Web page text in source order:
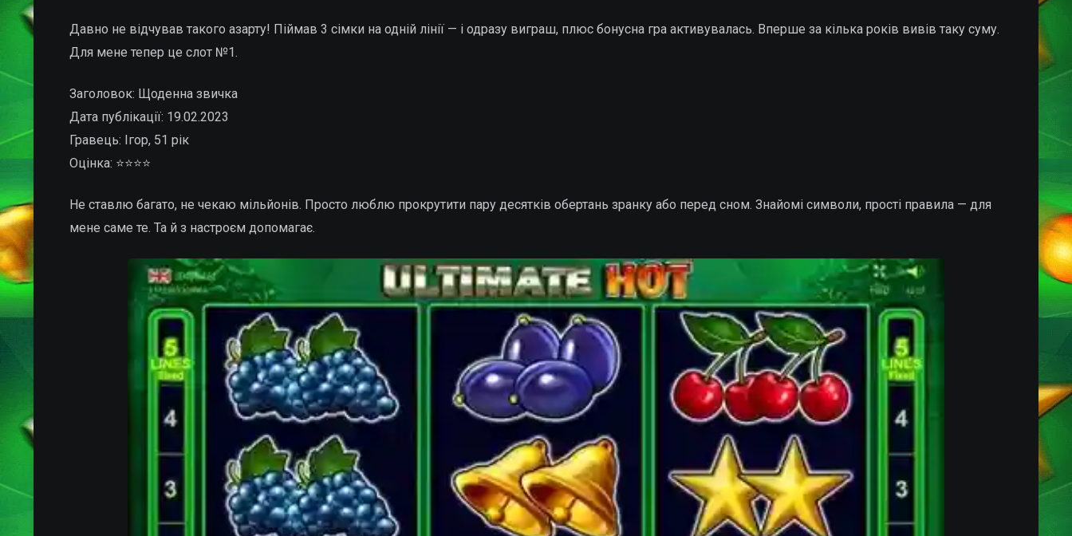
Давно не відчував такого азарту! Піймав 3 сімки на одній лінії — і одразу виграш, плюс бонусна гра активувалась. Вперше за кілька років вивів таку суму.
Для мене тепер це слот №1.
Заголовок: Щоденна звичка
Дата публікації: 19.02.2023
Гравець: Ігор, 51 рік
Оцінка: ⭐⭐⭐⭐
Не ставлю багато, не чекаю мільйонів. Просто люблю прокрутити пару десятків обертань зранку або перед сном. Знайомі символи, прості правила — для
мене саме те. Та й з настроєм допомагає.